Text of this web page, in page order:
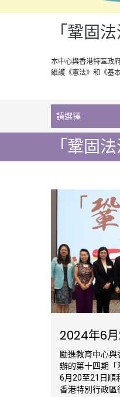
「鞏固
本中心與香港特區政
維護《憲法》和《基
「鞏固
2024年6
勵進教育中心
辦的第十四期「
6月20至21日順
香港特別行政區